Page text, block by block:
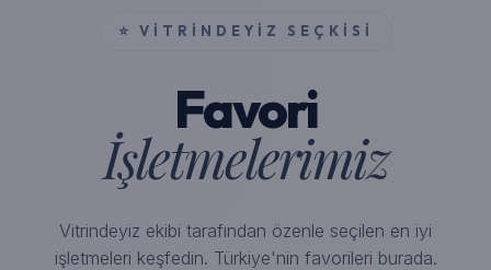
⭐ VITRINDEYIZ SEÇKISI
Favori
İşletmelerimiz
Vitrindeyiz ekibi tarafından özenle seçilen en iyi
işletmeleri keşfedin. Türkiye'nin favorileri burada.